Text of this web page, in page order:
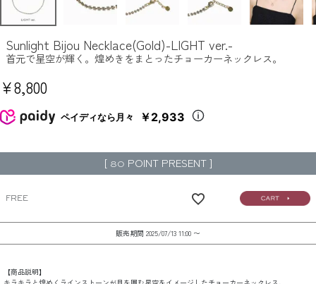
首元で星空が輝く。煌めきをまとったチョーカーネックレス。
Sunlight Bijou Necklace(Gold)-LIGHT ver.-
¥8,800
ペイディなら月々 ￥2,933
[ 80 POINT PRESENT ]
FREE
販売期間 2025/07/13 11:00 〜
【商品説明】